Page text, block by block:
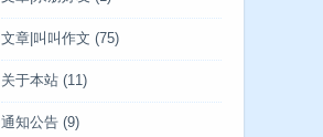
文章|叫叫作文 (75)
关于本站 (11)
通知公告 (9)